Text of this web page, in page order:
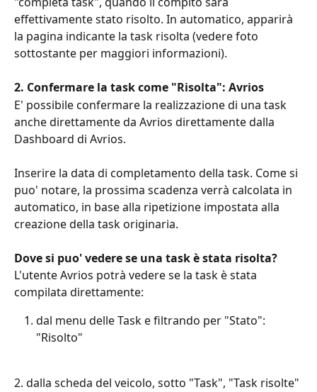
effettivamente stato risolto. In automatico, apparirà
la pagina indicante la task risolta (vedere foto
sottostante per maggiori informazioni).
2. Confermare la task come "Risolta": Avrios
E' possibile confermare la realizzazione di una task
anche direttamente da Avrios direttamente dalla
Dashboard di Avrios.
Inserire la data di completamento della task. Come si
puo' notare, la prossima scadenza verrà calcolata in
automatico, in base alla ripetizione impostata alla
creazione della task originaria.
Dove si puo' vedere se una task è stata risolta?
L'utente Avrios potrà vedere se la task è stata
compilata direttamente:
dal menu delle Task e filtrando per "Stato":
"Risolto"
2. dalla scheda del veicolo, sotto "Task", "Task risolte"